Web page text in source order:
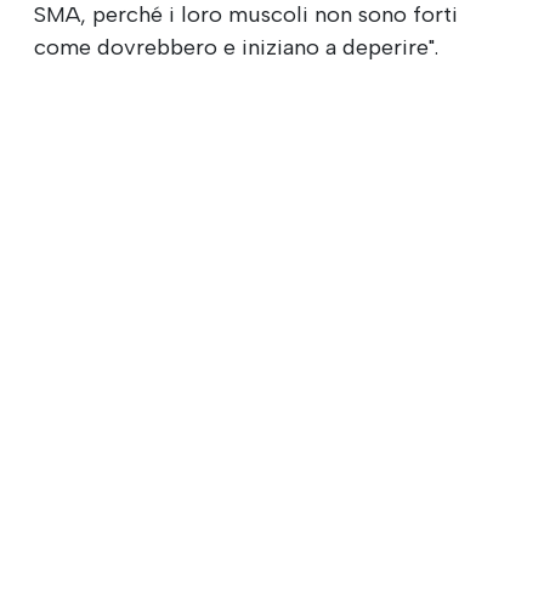
SMA, perché i loro muscoli non sono forti
come dovrebbero e iniziano a deperire".